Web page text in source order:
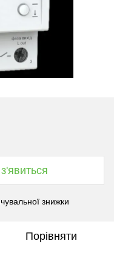
знижки
Порівняти